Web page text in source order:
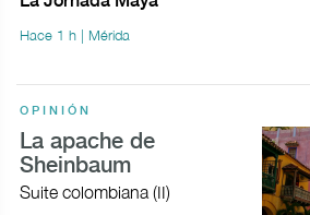
Hace 1 h | Mérida
OPINIÓN
La apache de
Sheinbaum
Suite colombiana (II)